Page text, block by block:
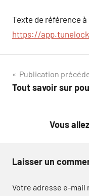
Texte de référence à
https://
Navigation
de
Publication
Tout savoir sur
Vous
Laisser un
Votre adresse e-mail